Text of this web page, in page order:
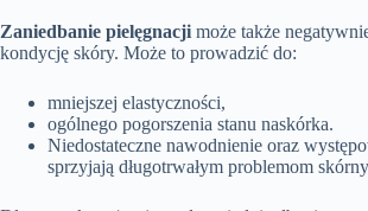
Zaniedbanie pielęgnacji może także
kondycję skóry. Może to prowadzić do:
mniejszej elastyczności,
ogólnego pogorszenia stanu naskórka.
Niedostateczne nawodnienie oraz
sprzyjają długotrwałym problemom